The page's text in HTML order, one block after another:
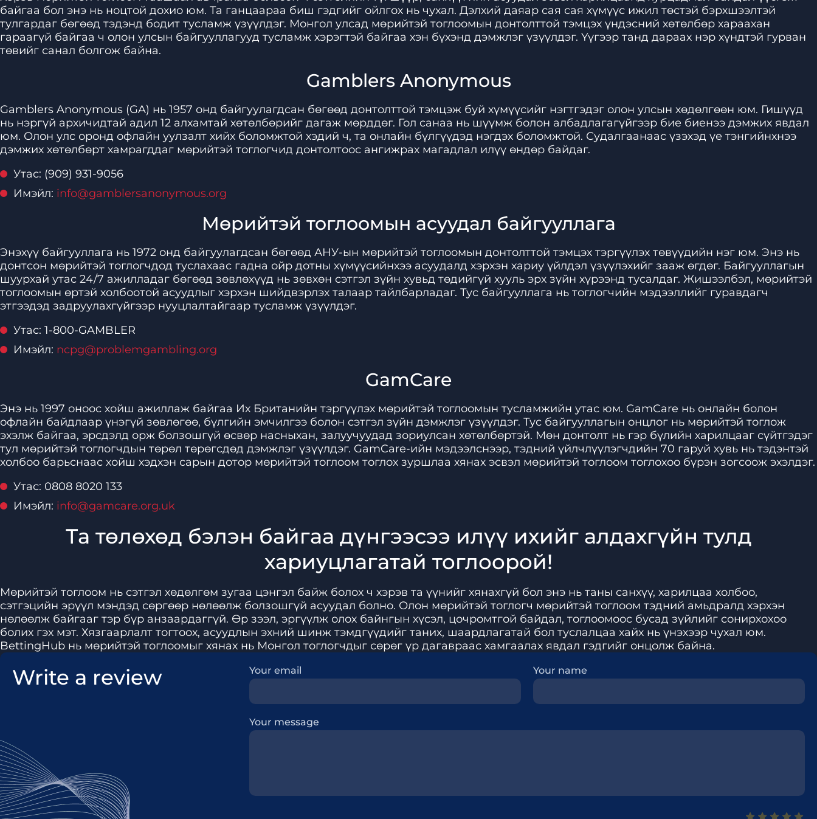
байгаа бол энэ нь ноцтой дохио юм. Та ганцаараа биш гэдгийг ойлгох нь чухал. Дэлхий даяар сая сая хүмүүс ижил төстэй бэрхшээлтэй
тулгардаг бөгөөд тэдэнд бодит тусламж үзүүлдэг. Монгол улсад мөрийтэй тоглоомын донтолттой тэмцэх үндэсний хөтөлбөр хараахан
гараагүй байгаа ч олон улсын байгууллагууд тусламж хэрэгтэй байгаа хэн бүхэнд дэмжлэг үзүүлдэг. Үүгээр танд дараах нэр хүндтэй гурван
төвийг санал болгож байна.
Gamblers Anonymous
Gamblers Anonymous (GA) нь 1957 онд байгуулагдсан бөгөөд донтолттой тэмцэж буй хүмүүсийг нэгтгэдэг олон улсын хөдөлгөөн юм. Гишүүд
нь нэргүй архичидтай адил 12 алхамтай хөтөлбөрийг дагаж мөрддөг. Гол санаа нь шүүмж болон албадлагагүйгээр бие биенээ дэмжих явдал
юм. Олон улс оронд офлайн уулзалт хийх боломжтой хэдий ч, та онлайн бүлгүүдэд нэгдэх боломжтой. Судалгаанаас үзэхэд үе тэнгийнхнээ
дэмжих хөтөлбөрт хамрагддаг мөрийтэй тоглогчид донтолтоос ангижрах магадлал илүү өндөр байдаг.
Утас: (909) 931-9056
Имэйл: info@gamblersanonymous.org
Мөрийтэй тоглоомын асуудал байгууллага
Энэхүү байгууллага нь 1972 онд байгуулагдсан бөгөөд АНУ-ын мөрийтэй тоглоомын донтолттой тэмцэх тэргүүлэх төвүүдийн нэг юм. Энэ нь
донтсон мөрийтэй тоглогчдод туслахаас гадна ойр дотны хүмүүсийнхээ асуудалд хэрхэн хариу үйлдэл үзүүлэхийг зааж өгдөг. Байгууллагын
шуурхай утас 24/7 ажилладаг бөгөөд зөвлөхүүд нь зөвхөн сэтгэл зүйн хувьд төдийгүй хууль эрх зүйн хүрээнд тусалдаг. Жишээлбэл, мөрийтэй
тоглоомын өртэй холбоотой асуудлыг хэрхэн шийдвэрлэх талаар тайлбарладаг. Тус байгууллага нь тоглогчийн мэдээллийг гуравдагч
этгээдэд задруулахгүйгээр нууцлалтайгаар тусламж үзүүлдэг.
Утас: 1-800-GAMBLER
Имэйл: ncpg@problemgambling.org
GamCare
Энэ нь 1997 оноос хойш ажиллаж байгаа Их Британийн тэргүүлэх мөрийтэй тоглоомын тусламжийн утас юм. GamCare нь онлайн болон
офлайн байдлаар үнэгүй зөвлөгөө, бүлгийн эмчилгээ болон сэтгэл зүйн дэмжлэг үзүүлдэг. Тус байгууллагын онцлог нь мөрийтэй тоглож
эхэлж байгаа, эрсдэлд орж болзошгүй өсвөр насныхан, залуучуудад зориулсан хөтөлбөртэй. Мөн донтолт нь гэр бүлийн харилцааг сүйтгэдэг
тул мөрийтэй тоглогчдын төрөл төрөгсдөд дэмжлэг үзүүлдэг. GamCare-ийн мэдээлснээр, тэдний үйлчлүүлэгчдийн 70 гаруй хувь нь тэдэнтэй
холбоо барьснаас хойш хэдхэн сарын дотор мөрийтэй тоглоом тоглох зуршлаа хянах эсвэл мөрийтэй тоглоом тоглохоо бүрэн зогсоож эхэлдэг.
Утас: 0808 8020 133
Имэйл: info@gamcare.org.uk
Та төлөхөд бэлэн байгаа дүнгээсээ илүү ихийг алдахгүйн тулд
хариуцлагатай тоглоорой!
Мөрийтэй тоглоом нь сэтгэл хөдөлгөм зугаа цэнгэл байж болох ч хэрэв та үүнийг хянахгүй бол энэ нь таны санхүү, харилцаа холбоо,
сэтгэцийн эрүүл мэндэд сөргөөр нөлөөлж болзошгүй асуудал болно. Олон мөрийтэй тоглогч мөрийтэй тоглоом тэдний амьдралд хэрхэн
нөлөөлж байгааг тэр бүр анзаардаггүй. Өр зээл, эргүүлж олох байнгын хүсэл, цочромтгой байдал, тоглоомоос бусад зүйлийг сонирхохоо
болих гэх мэт. Хязгаарлалт тогтоох, асуудлын эхний шинж тэмдгүүдийг таних, шаардлагатай бол туслалцаа хайх нь үнэхээр чухал юм.
BettingHub нь мөрийтэй тоглоомыг хянах нь Монгол тоглогчдыг сөрөг үр дагавраас хамгаалах явдал гэдгийг онцолж байна.
Write a review Your email Your name
Your message